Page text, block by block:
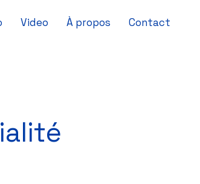
Video À propos Contact